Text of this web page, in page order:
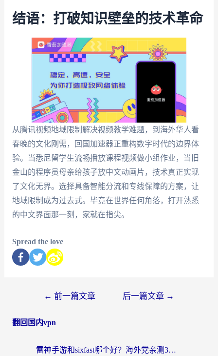
结语：打破知识壁垒的技术革命
从腾讯视频地域限制解决视频教学难题，到海外华人看
春晚的文化刚需，回国加速器正重构数字时代的边界体
验。当悉尼留学生流畅播放课程视频做小组作业，当旧
金山的程序员母亲给孩子放中文动画片，技术真正实现
了文化无界。选择具备智能分流和专线保障的方案，让
地域限制成为过去式。毕竟在世界任何角落，打开熟悉
的中文界面那一刻，家就在指尖。
Spread the love
← 前一篇文章 后一篇文章 →
翻回国内vpn
雷神手游和sixfast哪个好？海外党亲测3款回国加速器，教你选对不踩坑